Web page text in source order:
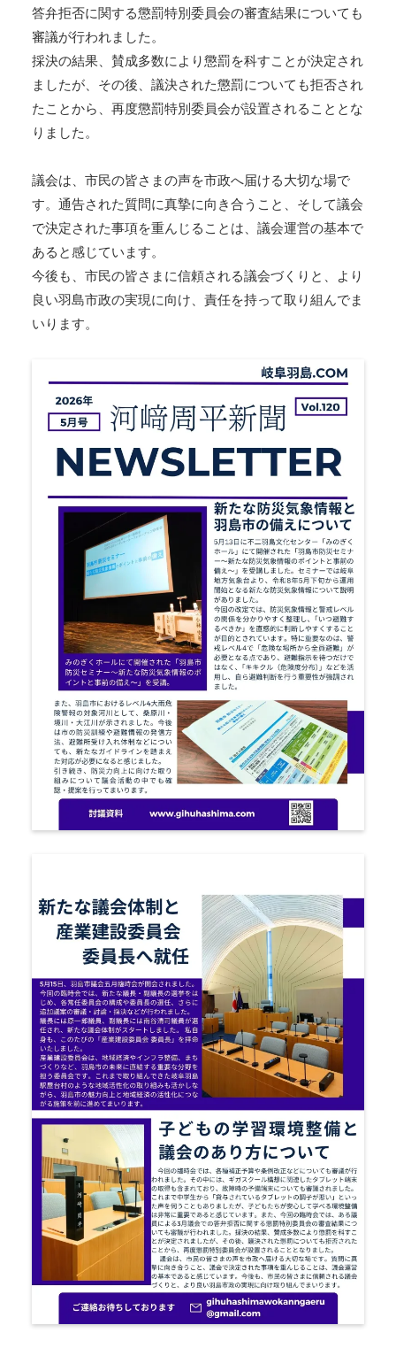
答弁拒否に関する懲罰特別委員会の審査結果についても
審議が行われました。
採決の結果、賛成多数により懲罰を科すことが決定され
ましたが、その後、議決された懲罰についても拒否され
たことから、再度懲罰特別委員会が設置されることとな
りました。
議会は、市民の皆さまの声を市政へ届ける大切な場で
す。通告された質問に真摯に向き合うこと、そして議会
で決定された事項を重んじることは、議会運営の基本で
あると感じています。
今後も、市民の皆さまに信頼される議会づくりと、より
良い羽島市政の実現に向け、責任を持って取り組んでま
いります。